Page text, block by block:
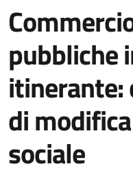
pubbliche
itinerante:
di
sociale